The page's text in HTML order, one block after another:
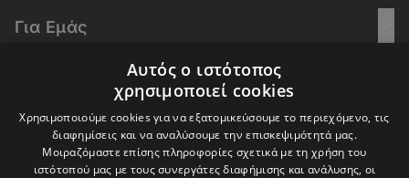
Για Εμάς
E-Learning
Αυτός ο ιστότοπος
χρησιμοποιεί cookies
Χρησιμοποιούμε cookies για να εξατομικεύσουμε το περιεχόμενο, τις
διαφημίσεις και να αναλύσουμε την επισκεψιμότητά μας.
Μοιραζόμαστε επίσης πληροφορίες σχετικά με τη χρήση του
ιστότοπού μας με τους συνεργάτες διαφήμισης και ανάλυσης, οι